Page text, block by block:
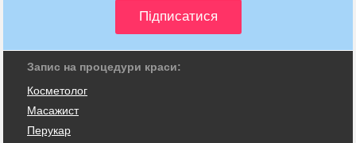
Запис на процедури краси:
Косметолог
Масажист
Перукар